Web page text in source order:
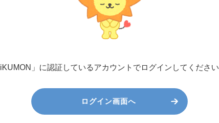
」に認証しているアカウントでログインしてくださ